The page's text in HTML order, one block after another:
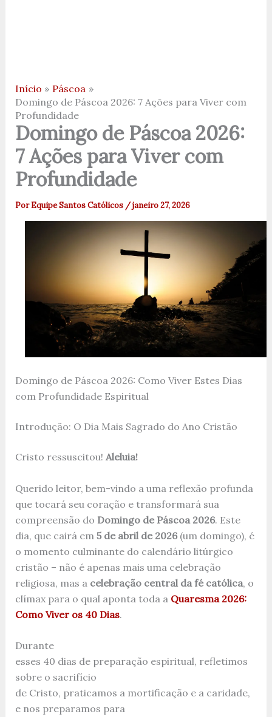
Início
Páscoa
Domingo de Páscoa 2026: 7 Ações para Viver com
Profundidade
Domingo de Páscoa 2026:
7 Ações para Viver com
Profundidade
PorEquipe Santos Católicos /janeiro 27, 2026
Domingo de Páscoa 2026: Como Viver Estes Dias
com Profundidade Espiritual
Introdução: O Dia Mais Sagrado do Ano Cristão
Cristo ressuscitou! Aleluia!
Querido leitor, bem-vindo a uma reflexão profunda
que tocará seu coração e transformará sua
compreensão do Domingo de Páscoa 2026. Este
dia, que cairá em 5 de abril de 2026(um domingo), é
o momento culminante do calendário litúrgico
cristão – não é apenas mais uma celebração
religiosa, mas a celebração central da fé católica, o
clímax para o qual aponta toda a Quaresma 2026:
Como Viver os 40 Dias.
Durante
esses 40 dias de preparação espiritual, refletimos
sobre o sacrifício
de Cristo, praticamos a mortificação e a caridade,
e nos preparamos para